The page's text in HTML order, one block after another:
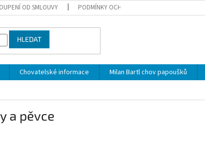
OD SMLOUVY PODMÍNKY OCHRANY OSOBNÍCH ÚDAJŮ
HLEDAT
Chovatelské informace Milan Bartl chov papoušků
a pěvce